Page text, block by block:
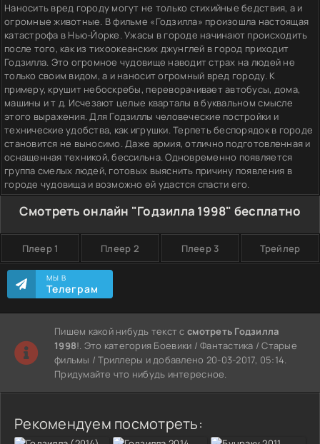
Наносить вред городу могут не только стихийные бедствия, а и
огромные животные. В фильме «Годзилла» произошла настоящая
катастрофа в Нью-Йорке. Ужасы в городе начинают происходить
после того, как из тихоокеанских джунглей в город приходит
Годзилла. Это огромное чудовище наводит страх на людей не
только своим видом, а и наносит огромный вред городу. К
примеру, крушит небоскребы, переворачивает автобусы, дома,
машины и т д. Исчезают целые кварталы в буквальном смысле
этого выражения. Для Годзиллы человеческие постройки и
технические удобства, как игрушки. Терпеть беспорядок в городе
становится не выносимо. Даже армия, отлично подготовленная и
оснащенная техникой, бессильна. Одновременно появляется
группа смелых людей, готовых выяснить причину появления в
городе чудовища и возможно ей удастся спасти его.
Смотреть онлайн "Годзилла 1998" бесплатно
Плеер 1 Плеер 2 Плеер 3 Трейлер
МЫ В
Телеграм
Пишем какой нибудь текст ссмотреть Годзилла
1998!. Это категория Боевики / Фантастика / Старые
фильмы / Триллеры и добавлено 20-03-2017, 05:14.
Придумайте что нибудь интересное.
Рекомендуем посмотреть: